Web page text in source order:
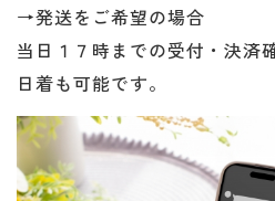
→発送をご希望の場合
当日１７時までの受付・決済
日着も可能です。